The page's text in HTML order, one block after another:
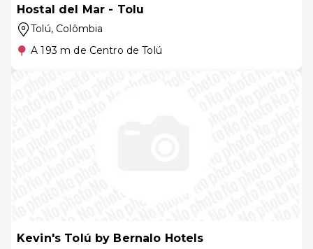
Hostal del Mar - Tolu
Tolú, Colômbia
A 193 m de Centro de Tolú
Kevin's Tolú by Bernalo Hotels